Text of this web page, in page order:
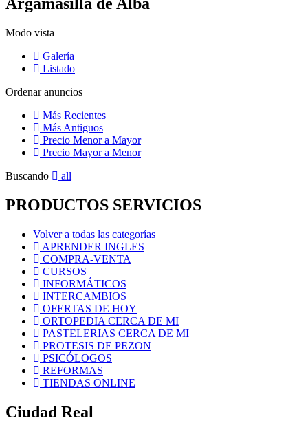
Modo vista
Galería
Listado
Ordenar anuncios
Más Recientes
Más Antiguos
Precio Menor a Mayor
Precio Mayor a Menor
Buscando
all
PRODUCTOS SERVICIOS
Volver a todas las categorías
APRENDER INGLES
COMPRA-VENTA
CURSOS
INFORMÁTICOS
INTERCAMBIOS
OFERTAS DE HOY
ORTOPEDIA CERCA DE MI
PASTELERIAS CERCA DE MI
PROTESIS DE PEZON
PSICÓLOGOS
REFORMAS
TIENDAS ONLINE
Ciudad Real